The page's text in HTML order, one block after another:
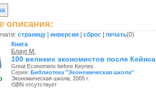
описания:
страницу инверсия сброс печать(0)
Книга
Блауг М.
100 великих экономистов после Кейнса
Great Economists before Keynes
Серия: Библиотека "Экономическая школа"
Экономическая школа, 2005 г.
ISBN отсутствует